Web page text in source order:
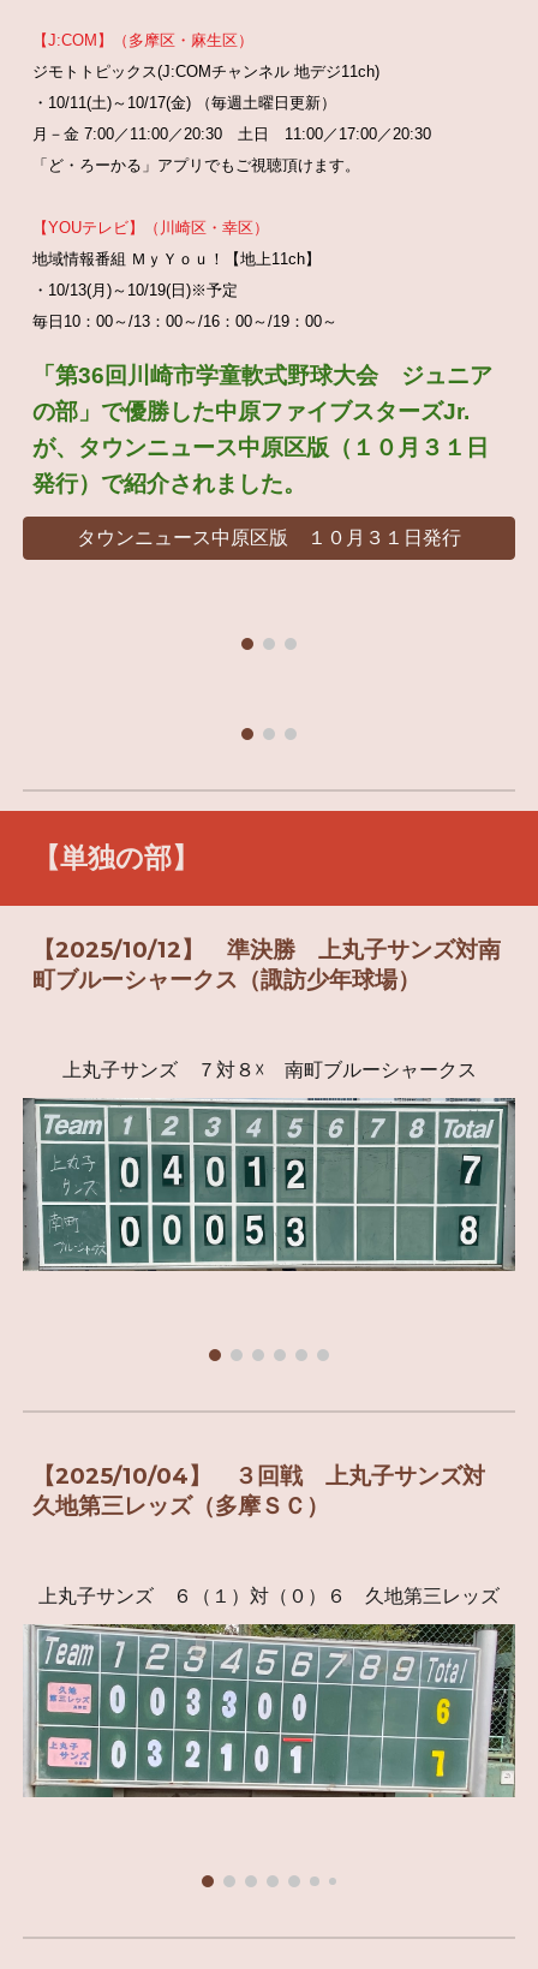
【J:COM】（多摩区・麻生区）
ジモトトピックス(J:COMチャンネル 地デジ11ch)
・10/11(土)～10/17(金) （毎週土曜日更新）
月－金 7:00／11:00／20:30 土日 11:00／17:00／20:30
「ど・ろーかる」アプリでもご視聴頂けます。
【YOUテレビ】（川崎区・幸区）
地域情報番組 ＭｙＹｏｕ！【地上11ch】
・10/13(月)～10/19(日)※予定
毎日10：00～/13：00～/16：00～/19：00～
「第36回川崎市学童軟式野球大会 ジュニア
の部 」 で優勝した中原ファイブスターズJr.
が、タウンニュース中原区版（１０月３１日
発行）で紹介されました。
タウンニュース中原区版 １０月３１日発行
【単独の部】
【2025/10/12】準決勝 上丸子サンズ対南
町ブルーシャークス（諏訪少年球場）
上丸子サンズ ７対８☓ 南町ブルーシャークス
【2025/10/04】 ３回戦 上丸子サンズ対
久地第三レッズ（多摩ＳＣ）
上丸子サンズ ６（１）対（０）６ 久地第三レッズ